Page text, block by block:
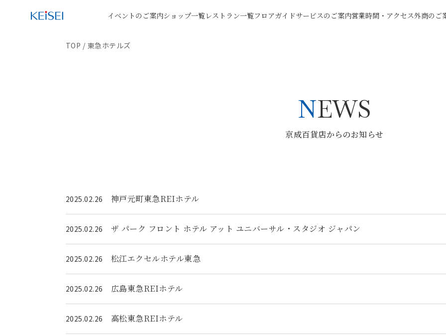
イベントのご案内ショップ一覧レストラン一覧フロアガイドサービスのご案内営業時間・アクセス外商のご
TOP / 東急ホテルズ
NEWS
京成百貨店からのお知らせ
2025.02.26 神戸元町東急REIホテル
2025.02.26 ザ パーク フロント ホテル アット ユニバーサル・スタジオ ジャパン
2025.02.26 松江エクセルホテル東急
2025.02.26 広島東急REIホテル
2025.02.26 高松東急REIホテル